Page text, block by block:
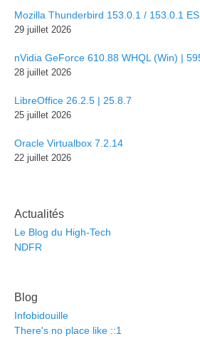
Mozilla Thunderbird 153.0.1 / 153.0.1
29 juillet 2026
nVidia GeForce 610.88 WHQL (Win) |
28 juillet 2026
LibreOffice 26.2.5 | 25.8.7
25 juillet 2026
Oracle Virtualbox 7.2.14
22 juillet 2026
Actualités
Le Blog du High-Tech
NDFR
Blog
Infobidouille
There's no place like ::1